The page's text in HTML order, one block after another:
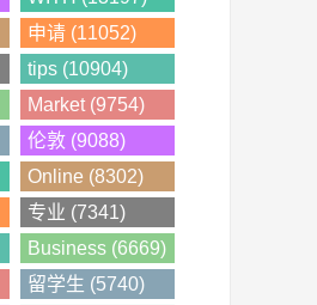
申请 (11052)
tips (10904)
Market (9754)
伦敦 (9088)
Online (8302)
专业 (7341)
Business (6669)
留学生 (5740)